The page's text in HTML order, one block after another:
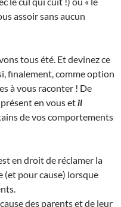
assoir sans aucun
tous été. Et devinez ce
finalement, comme option
à vous raconter ! De
en vous et il
de vos comportements
en droit de réclamer la
(et pour cause) lorsque
des parents et de leur